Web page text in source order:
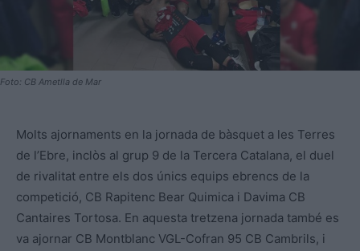
Foto: CB Ametlla de Mar
Molts ajornaments en la jornada de bàsquet a les Terres
de l’Ebre, inclòs al grup 9 de la Tercera Catalana, el duel
de rivalitat entre els dos únics equips ebrencs de la
competició, CB Rapitenc Bear Quimica i Davima CB
Cantaires Tortosa. En aquesta tretzena jornada també es
va ajornar CB Montblanc VGL-Cofran 95 CB Cambrils, i